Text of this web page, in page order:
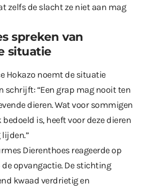
zelfs de slacht ze niet aan mag
spreken van
situatie
Hokazo noemt de situatie
schrijft: “Een grap mag nooit ten
dieren. Wat voor sommigen
is, heeft voor deze dieren
Dierenthoes reageerde op
opvangactie. De stichting
kwaad verdrietig en